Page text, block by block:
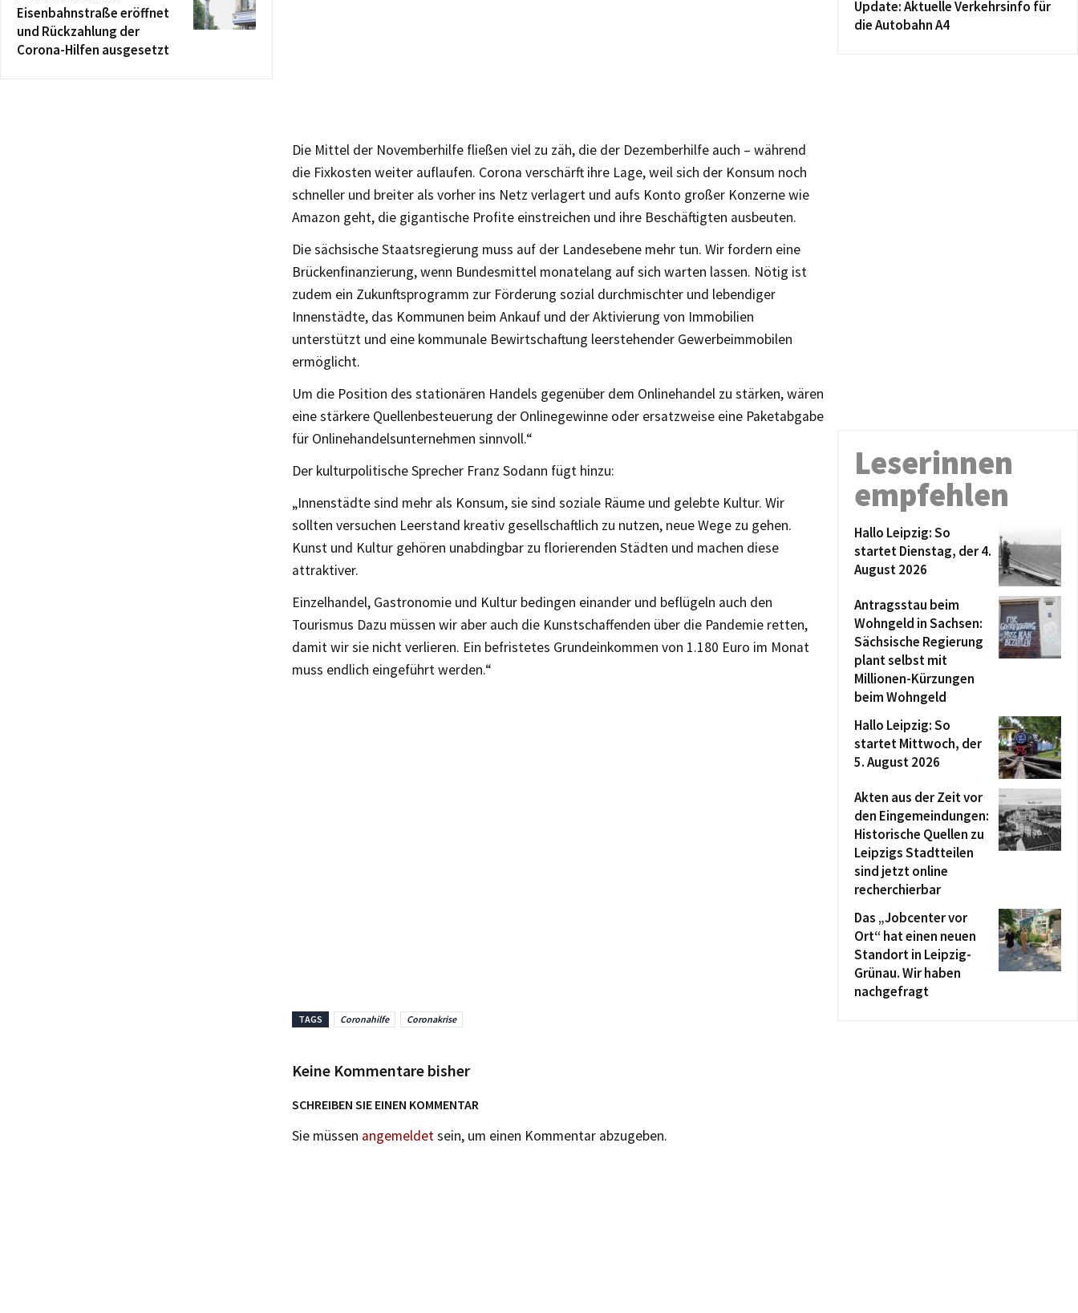
Die Mittel der Novemberhilfe fließen viel zu zäh, die der Dezemberhilfe auch – während
die Fixkosten weiter auflaufen. Corona verschärft ihre Lage, weil sich der Konsum noch
schneller und breiter als vorher ins Netz verlagert und aufs Konto großer Konzerne wie
Amazon geht, die gigantische Profite einstreichen und ihre Beschäftigten ausbeuten.
Die sächsische Staatsregierung muss auf der Landesebene mehr tun. Wir fordern eine
Brückenfinanzierung, wenn Bundesmittel monatelang auf sich warten lassen. Nötig ist
zudem ein Zukunftsprogramm zur Förderung sozial durchmischter und lebendiger
Innenstädte, das Kommunen beim Ankauf und der Aktivierung von Immobilien
unterstützt und eine kommunale Bewirtschaftung leerstehender Gewerbeimmobilen
ermöglicht.
Um die Position des stationären Handels gegenüber dem Onlinehandel zu stärken, wären
eine stärkere Quellenbesteuerung der Onlinegewinne oder ersatzweise eine Paketabgabe
für Onlinehandelsunternehmen sinnvoll.“
Der kulturpolitische Sprecher Franz Sodann fügt hinzu:
„Innenstädte sind mehr als Konsum, sie sind soziale Räume und gelebte Kultur. Wir
sollten versuchen Leerstand kreativ gesellschaftlich zu nutzen, neue Wege zu gehen.
Kunst und Kultur gehören unabdingbar zu florierenden Städten und machen diese
attraktiver.
Einzelhandel, Gastronomie und Kultur bedingen einander und beflügeln auch den
Tourismus Dazu müssen wir aber auch die Kunstschaffenden über die Pandemie retten,
damit wir sie nicht verlieren. Ein befristetes Grundeinkommen von 1.180 Euro im Monat
muss endlich eingeführt werden.“
TAGS Coronahilfe Coronakrise
Keine Kommentare bisher
SCHREIBEN SIE EINEN KOMMENTAR
Sie müssen angemeldetsein, um einen Kommentar abzugeben.
Eisenbahnstraße eröffnet
und Rückzahlung der
Corona-Hilfen ausgesetzt
Update: Aktuelle Verkehrsinfo für
die Autobahn A4
Leserinnen
empfehlen
Hallo Leipzig: So
startet Dienstag, der 4.
August 2026
Antragsstau beim
Wohngeld in Sachsen:
Sächsische Regierung
plant selbst mit
Millionen-Kürzungen
beim Wohngeld
Hallo Leipzig: So
startet Mittwoch, der
5. August 2026
Akten aus der Zeit vor
den Eingemeindungen:
Historische Quellen zu
Leipzigs Stadtteilen
sind jetzt online
recherchierbar
Das „Jobcenter vor
Ort“ hat einen neuen
Standort in Leipzig-
Grünau. Wir haben
nachgefragt